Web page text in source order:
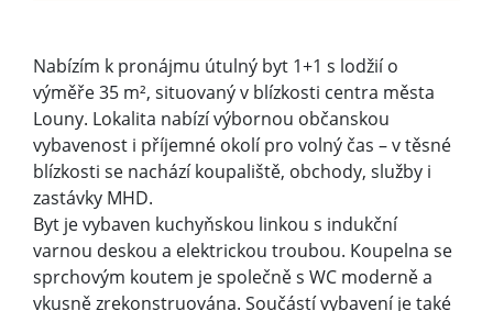
Nabízím k pronájmu útulný byt 1+1 s lodžií o
výměře 35 m², situovaný v blízkosti centra města
Louny. Lokalita nabízí výbornou občanskou
vybavenost i příjemné okolí pro volný čas – v těsné
blízkosti se nachází koupaliště, obchody, služby i
zastávky MHD.
Byt je vybaven kuchyňskou linkou s indukční
varnou deskou a elektrickou troubou. Koupelna se
sprchovým koutem je společně s WC moderně a
vkusně zrekonstruována. Součástí vybavení je také